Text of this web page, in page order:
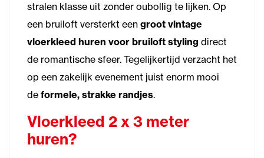
stralen klasse uit zonder oubollig te lijken. Op
een bruiloft versterkt een groot vintage
vloerkleed huren voor bruiloft styling direct
de romantische sfeer. Tegelijkertijd verzacht het
op een zakelijk evenement juist enorm mooi
de formele, strakke randjes.
Vloerkleed 2 x 3 meter
huren?